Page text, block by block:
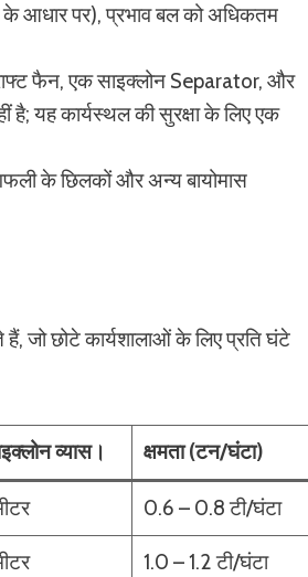
आधार पर), प्रभाव बल को अधिकतम
फैन, एक साइक्लोन Separator, और
यह कार्यस्थल की सुरक्षा के लिए एक
के छिलकों और अन्य बायोमास
जो छोटे कार्यशालाओं के लिए प्रति घंटे
व्यास। क्षमता (टन/घंटा)
0.6 – 0.8 टी/घंटा
1.0 – 1.2 टी/घंटा